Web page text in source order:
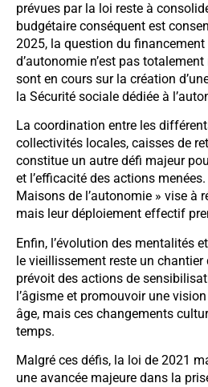
prévues par la loi reste à
budgétaire conséquent est
2025, la question du
d’autonomie n’est pas
sont en cours sur la création
la Sécurité sociale dédiée à
La coordination entre les
collectivités locales, caisses de
constitue un autre défi majeur
et l’efficacité des actions
Maisons de l’autonomie » vise à
mais leur déploiement effectif
Enfin, l’évolution des mentalités
le vieillissement reste un
prévoit des actions de
l’âgisme et promouvoir une
âge, mais ces changements
temps.
Malgré ces défis, la loi de 2021
une avancée majeure dans la